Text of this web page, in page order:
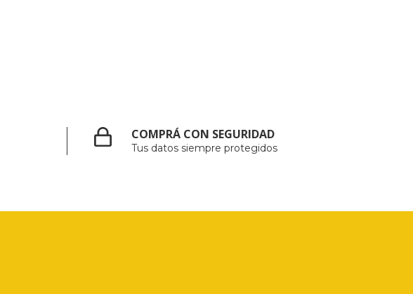
COMPRÁ CON SEGURIDAD
Tus datos siempre protegidos